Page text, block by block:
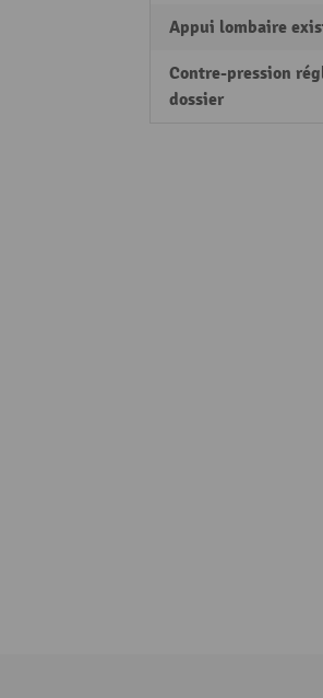
Appui lombaire
Contre-pression
dossier